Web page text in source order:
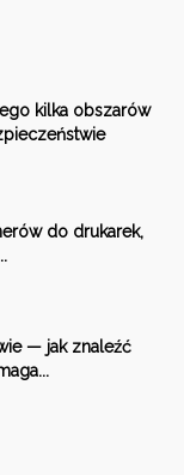
kilka obszarów
do drukarek,
— jak znaleźć